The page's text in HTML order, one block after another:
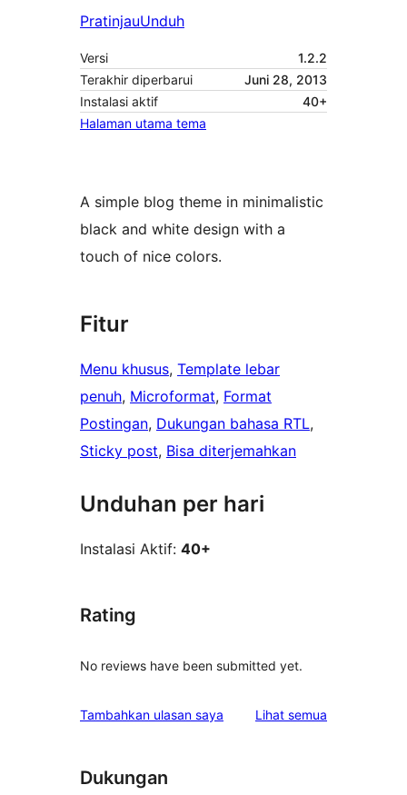
PratinjauUnduh
Versi
1.2.2
Terakhir diperbarui
Juni 28, 2013
Instalasi aktif
40+
Halaman utama tema
A simple blog theme in minimalistic
black and white design with a
touch of nice colors.
Fitur
Menu khusus, Template lebar
penuh, Microformat, Format
Postingan, Dukungan bahasa RTL
Sticky post, Bisa diterjemahkan
Unduhan per hari
Instalasi Aktif: 40+
Rating
No reviews have been submitted yet.
Tambahkan ulasan saya Lihat semua
Dukungan